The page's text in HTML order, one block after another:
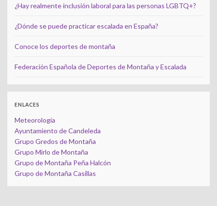
¿Hay realmente inclusión laboral para las personas LGBTQ+?
¿Dónde se puede practicar escalada en España?
Conoce los deportes de montaña
Federación Española de Deportes de Montaña y Escalada
ENLACES
Meteorología
Ayuntamiento de Candeleda
Grupo Gredos de Montaña
Grupo Mirlo de Montaña
Grupo de Montaña Peña Halcón
Grupo de Montaña Casillas